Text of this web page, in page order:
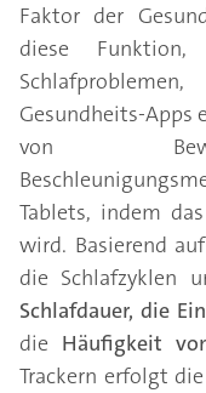
Faktor der
diese
Gesundheits-
von
Tablets, indem
wird. Basierend
die Schlafzyklen
Schlafdauer, die
die Häufigkeit
Trackern erfolgt